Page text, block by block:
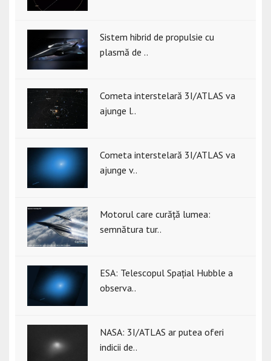
Sistem hibrid de propulsie cu
plasmă de ..
Cometa interstelară 3I/ATLAS va
ajunge l..
Cometa interstelară 3I/ATLAS va
ajunge v..
Motorul care curăță lumea:
semnătura tur..
ESA: Telescopul Spațial Hubble a
observa..
NASA: 3I/ATLAS ar putea oferi
indicii de..